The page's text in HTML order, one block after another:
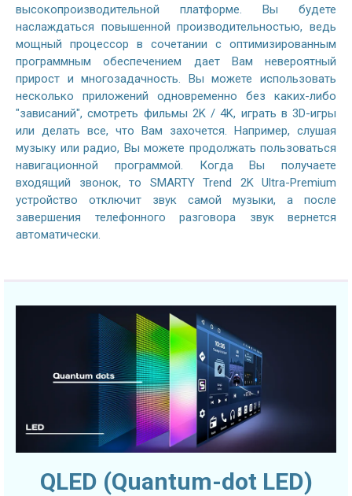
высокопроизводительной платформе. Вы будете
наслаждаться повышенной производительностью, ведь
мощный процессор в сочетании с оптимизированным
программным обеспечением дает Вам невероятный
прирост и многозадачность. Вы можете использовать
несколько приложений одновременно без каких-либо
"зависаний", смотреть фильмы 2K / 4K, играть в 3D-игры
или делать все, что Вам захочется. Например, слушая
музыку или радио, Вы можете продолжать пользоваться
навигационной программой. Когда Вы получаете
входящий звонок, то SMARTY Trend 2K Ultra-Premium
устройство отключит звук самой музыки, а после
завершения телефонного разговора звук вернется
автоматически.
QLED (Quantum-dot LED)